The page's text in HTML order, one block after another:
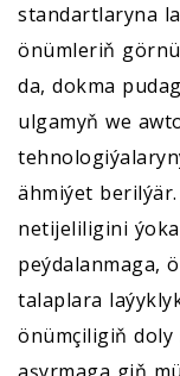
standartlaryna
önümleriň
da, dokma
ulgamyň we
ähmiýet
netijeliligini
peýdalanmaga,
talaplara
önümçiligiň doly